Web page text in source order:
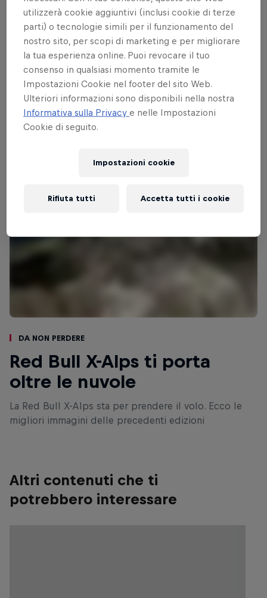
obbligatoriamente toccare i 'turnpoint'
(punti di aggiramento) fissati in Austria,
Italia (le Tre Cime), Svizzera e Francia,
con arrivo nel Principato di Monaco. Il
requisito obbligatorio per partecipare al
Red Bull X-Alps è quello di possedere
un’eccezionale capacità di resistenza.
Da non perdere
Red Bull X-Alps ti porta
oltre le nuvole
La Red Bull X-Alps sta per prendere il volo. Ecco le
migliori immagini delle precedenti edizioni
Altri contenuti che ti
potrebbero interessare
utilizzerà cookie aggiuntivi (inclusi cookie di terze
parti) o tecnologie simili per il funzionamento del
nostro sito, per scopi di marketing e per migliorare
la tua esperienza online. Puoi revocare il tuo
consenso in qualsiasi momento tramite le
Impostazioni Cookie nel footer del sito Web.
Ulteriori informazioni sono disponibili nella nostra
Informativa sulla Privacye nelle Impostazioni
Cookie di seguito.
Impostazioni cookie
Rifiuta tutti Accetta tutti i cookie